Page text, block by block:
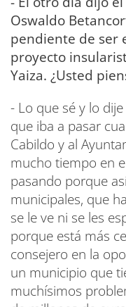
Oswaldo
pendiente de ser
proyecto
Yaiza. ¿Usted
- Lo que sé y lo
que iba a pasar
Cabildo y al
mucho tiempo en
pasando porque
municipales, que
se le ve ni se les
porque está más
consejero en la
un municipio que
muchísimos